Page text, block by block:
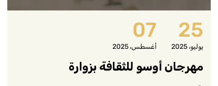
25
يوليو، 2025
07
أغسطس، 2025
مهرجان أوسو للثقافة بزوارة